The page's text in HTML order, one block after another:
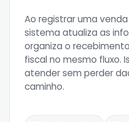
Ao registrar uma
sistema atualiza as
organiza o
fiscal no mesmo fluxo.
atender sem perder
caminho.